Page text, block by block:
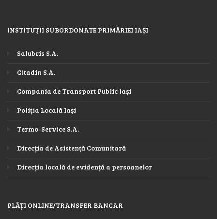
INSTITUȚII SUBORDONATE PRIMĂRIEI IAȘI
Salubris S.A.
Citadin S.A.
Compania de Transport Public Iași
Poliția Locală Iași
Termo-Service S.A.
Direcția de Asistență Comunitară
Direcția locală de evidență a persoanelor
PLĂȚI ONLINE/TRANSFER BANCAR